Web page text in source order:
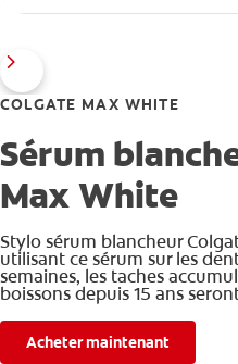
COLGATE MAX WHITE
Sérum
Max White
Stylo sérum blancheur
utilisant ce sérum sur les
semaines, les taches
boissons depuis 15 ans
Acheter maintenant